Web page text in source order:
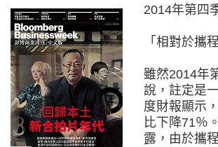
2014年第四
「相對於攜
雖然2014年
說，註定是
度財報顯示
比下降71％
露，由於攜